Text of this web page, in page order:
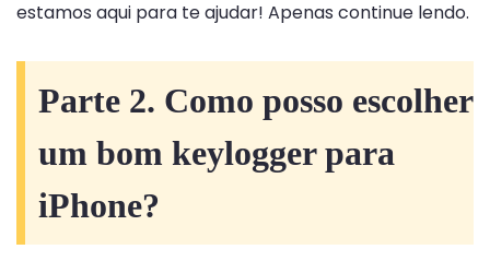
estamos aqui para te ajudar! Apenas continue lendo.
Parte 2. Como posso escolher
um bom keylogger para
iPhone?